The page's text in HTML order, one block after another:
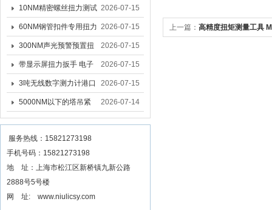
式测力计
的无线测力计 0.03-3T化
工行业用遥控式推拉力
计
10NM精密螺丝扭力测试
专用扭矩扳手,产线质检
螺丝扭力专用扳手厂家
2026-07-15
60NM钢管扣件专用扭力
扳手 脚手架扭力检测扳
手 工地扣件扭矩扳手品
牌
2026-07-15
300NM声光预警预置扭
力扳手 工业紧固专用数
显扭力工具厂家
2026-07-15
带显示屏扭力扳手 电子
数显扭力扳手 20NM精
准可调力矩扳手品牌
2026-07-15
3吨无线数字测力计港口
吊装专用
2026-07-15
5000NM以下的塔吊紧
固大扭力电动扳手 塔机
安装电动扳手厂家
2026-07-14
服务热线：15821273198
手机号码：15821273198
地 址：上海市松江区新桥镇九新公路
2888号5号楼
网 址: www.niulicsy.com
上一篇： 高精度扭矩测量工具